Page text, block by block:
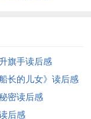
旗手读后感
长的儿女》读后感
密读后感
后感